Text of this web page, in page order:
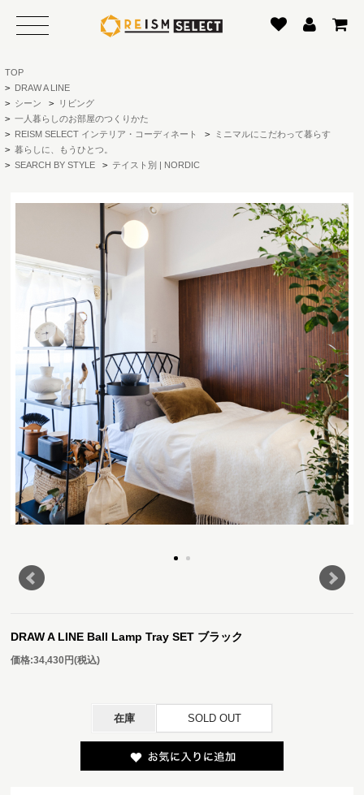
TOP
> DRAW A LINE
> シーン > リビング
> 一人暮らしのお部屋のつくりかた
> REISM SELECT インテリア・コーディネート > ミニマルにこだわって暮らす
> 暮らしに、もうひとつ。
> SEARCH BY STYLE > テイスト別 | NORDIC
DRAW A LINE Ball Lamp Tray SET ブラック
価格:34,430円(税込)
在庫 SOLD OUT